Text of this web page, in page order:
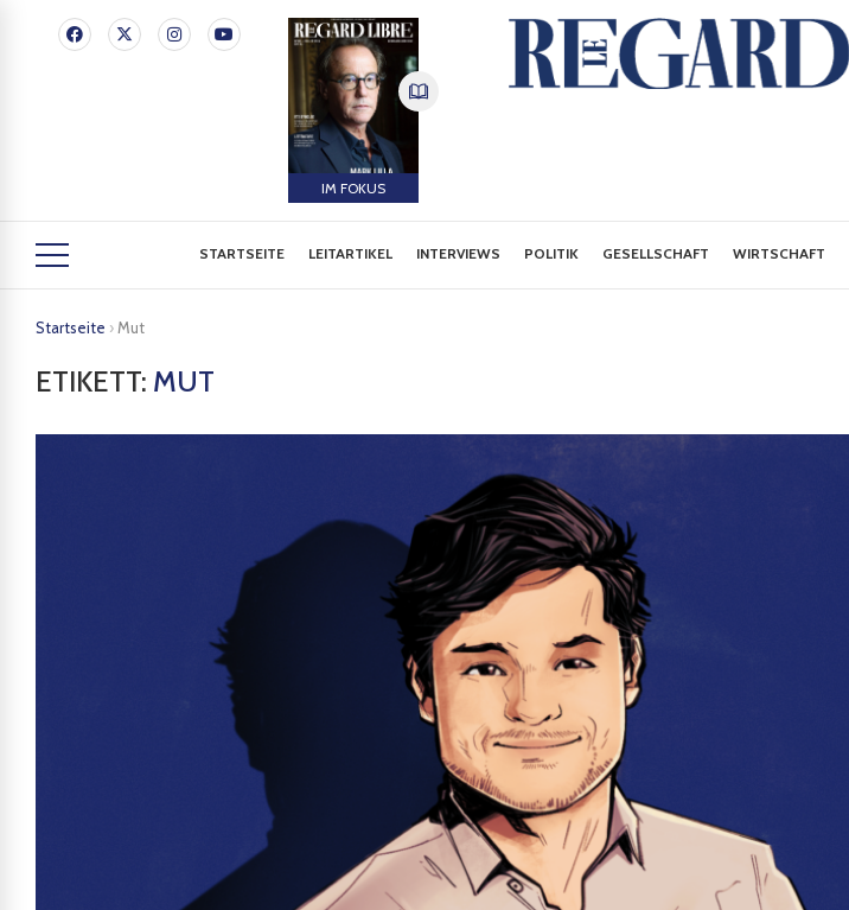
IM FOKUS
STARTSEITE LEITARTIKEL INTERVIEWS POLITIK GESELLSCHAFT WIRTSCHAFT
Startseite › Mut
ETIKETT: MUT